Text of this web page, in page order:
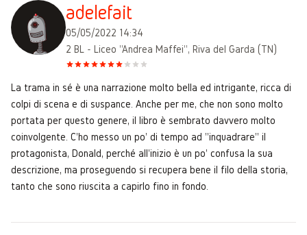
adelefait
05/05/2022 14:34
2 BL - Liceo "Andrea Maffei", Riva del Garda (TN)
La trama in sé è una narrazione molto bella ed intrigante, ricca di
colpi di scena e di suspance. Anche per me, che non sono molto
portata per questo genere, il libro è sembrato davvero molto
coinvolgente. C'ho messo un po' di tempo ad "inquadrare" il
protagonista, Donald, perché all'inizio è un po' confusa la sua
descrizione, ma proseguendo si recupera bene il filo della storia,
tanto che sono riuscita a capirlo fino in fondo.